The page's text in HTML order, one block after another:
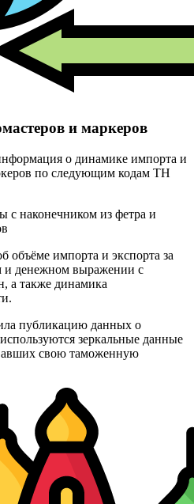
и маркеров
о динамике импорта и
по следующим кодам ТН
с наконечником из фетра и
объёме импорта и экспорта за
и денежном выражении с
а также динамика
публикацию данных о
зеркальные данные
свою таможенную